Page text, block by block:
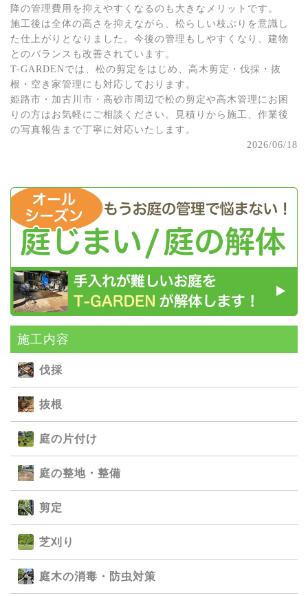
施⼯内容
伐採
抜根
庭の⽚付け
庭の整地・整備
剪定
芝刈り
庭⽊の消毒・防⾍対策
降の管理費用を抑えやすくなるのも大きなメリットです。
施工後は全体の高さを抑えながら、松らしい枝ぶりを意識し
た仕上がりとなりました。今後の管理もしやすくなり、建物
とのバランスも改善されています。
T-GARDENでは、松の剪定をはじめ、高木剪定・伐採・抜
根・空き家管理にも対応しております。
姫路市・加古川市・高砂市周辺で松の剪定や高木管理にお困
りの方はお気軽にご相談ください。見積りから施工、作業後
の写真報告まで丁寧に対応いたします。
2026/06/18